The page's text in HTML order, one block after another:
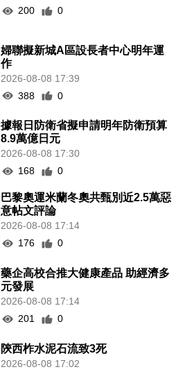
200
0
婦聯擬新城A區設長者中心明年運
作
2026-08-08 17:39
388
0
據報日防衛省擬申請明年防衛預算
8.9萬億日元
2026-08-08 17:30
168
0
巴黎奧運米蘭冬奧共甄別近2.5萬惡
意帖文評論
2026-08-08 17:14
176
0
藥企高校合推大健康產品 助經濟多
元發展
2026-08-08 17:14
201
0
陝西柞水泥石流致3死
2026-08-08 17:02